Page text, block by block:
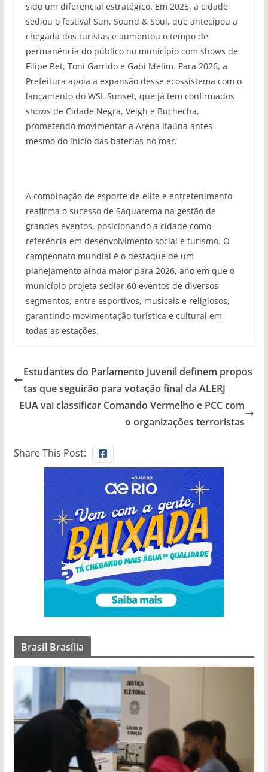
sido um diferencial estratégico. Em 2025, a cidade
sediou o festival Sun, Sound & Soul, que antecipou a
chegada dos turistas e aumentou o tempo de
permanência do público no município com shows de
Filipe Ret, Toni Garrido e Gabi Melim. Para 2026, a
Prefeitura apoia a expansão desse ecossistema com o
lançamento do WSL Sunset, que já tem confirmados
shows de Cidade Negra, Veigh e Buchecha,
prometendo movimentar a Arena Itaúna antes
mesmo do início das baterias no mar.
A combinação de esporte de elite e entretenimento
reafirma o sucesso de Saquarema na gestão de
grandes eventos, posicionando a cidade como
referência em desenvolvimento social e turismo. O
campeonato mundial é o destaque de um
planejamento ainda maior para 2026, ano em que o
município projeta sediar 60 eventos de diversos
segmentos, entre esportivos, musicais e religiosos,
garantindo movimentação turística e cultural em
todas as estações.
Estudantes do Parlamento Juvenil definem propos
tas que seguirão para votação final da ALERJ
EUA vai classificar Comando Vermelho e PCC com
o organizações terroristas
Share This Post:
Brasil Brasília